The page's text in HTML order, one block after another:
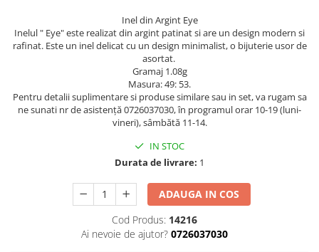
Inel din Argint Eye
Inelul " Eye" este realizat din argint patinat si are un design modern si
rafinat. Este un inel delicat cu un design minimalist, o bijuterie usor de
asortat.
Gramaj 1.08g
Masura: 49: 53.
Pentru detalii suplimentare si produse similare sau in set, va rugam sa
ne sunati nr de asistență 0726037030, în programul orar 10-19 (luni-
vineri), sâmbătă 11-14.
IN STOC
Durata de livrare: 1
ADAUGA IN COS
Cod Produs: 14216
Ai nevoie de ajutor? 0726037030